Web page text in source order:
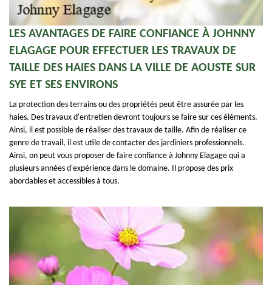
LES AVANTAGES DE FAIRE CONFIANCE À JOHNNY
ELAGAGE POUR EFFECTUER LES TRAVAUX DE
TAILLE DES HAIES DANS LA VILLE DE AOUSTE SUR
SYE ET SES ENVIRONS
La protection des terrains ou des propriétés peut être assurée par les
haies. Des travaux d'entretien devront toujours se faire sur ces éléments.
Ainsi, il est possible de réaliser des travaux de taille. Afin de réaliser ce
genre de travail, il est utile de contacter des jardiniers professionnels.
Ainsi, on peut vous proposer de faire confiance à Johnny Elagage qui a
plusieurs années d'expérience dans le domaine. Il propose des prix
abordables et accessibles à tous.